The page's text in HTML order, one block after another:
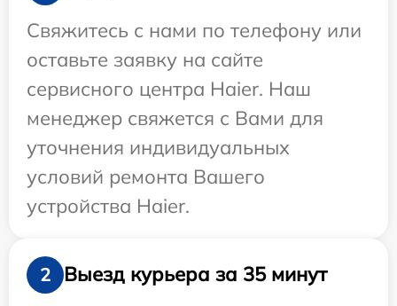
Свяжитесь с нами по телефону или
оставьте заявку на сайте
сервисного центра Haier. Наш
менеджер свяжется с Вами для
уточнения индивидуальных
условий ремонта Вашего
устройства Haier.
2
Выезд курьера за 35 минут